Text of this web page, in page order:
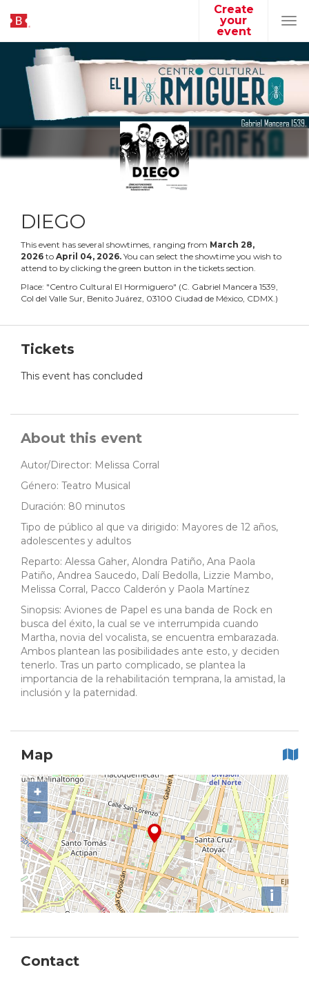
Create
your
event
DIEGO
This event has several showtimes, ranging from March 28,
2026 to April 04, 2026. You can select the showtime you wish to
attend to by clicking the green button in the tickets section.
Place: "Centro Cultural El Hormiguero" (C. Gabriel Mancera 1539,
Col del Valle Sur, Benito Juárez, 03100 Ciudad de México, CDMX.)
Tickets
This event has concluded
About this event
Autor/Director: Melissa Corral
Género: Teatro Musical
Duración: 80 minutos
Tipo de público al que va dirigido: Mayores de 12 años,
adolescentes y adultos
Reparto: Alessa Gaher, Alondra Patiño, Ana Paola
Patiño, Andrea Saucedo, Dalí Bedolla, Lizzie Mambo,
Melissa Corral, Pacco Calderón y Paola Martínez
Sinopsis: Aviones de Papel es una banda de Rock en
busca del éxito, la cual se ve interrumpida cuando
Martha, novia del vocalista, se encuentra embarazada.
Ambos plantean las posibilidades ante esto, y deciden
tenerlo. Tras un parto complicado, se plantea la
importancia de la rehabilitación temprana, la amistad, la
inclusión y la paternidad.
Map
+
−
i
Contact